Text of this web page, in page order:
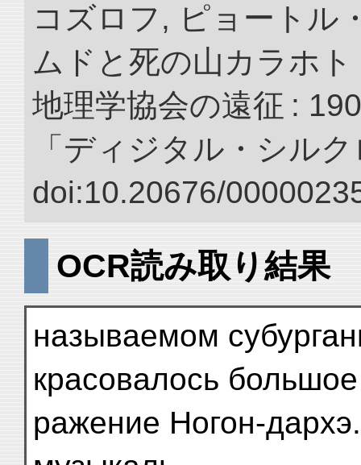
コズロフ, ピョートル
ムドと死の山カラホ
地理学協会の遠征 :
「ディジタル・シル
doi:10.20676/
OCR読み取り結果
называемом
красовалось
ражение Ногон-